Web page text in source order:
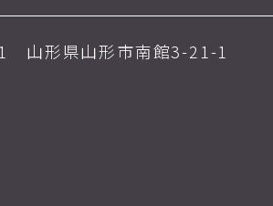
山形県山形市南館3-21-1